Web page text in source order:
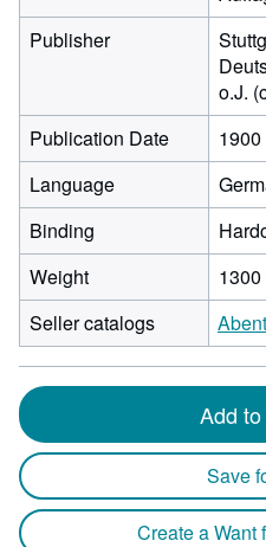
Publisher
o.J.
Publication Date
1900
Language
Binding
Weight
Seller catalogs
Add
Save
Create a Want